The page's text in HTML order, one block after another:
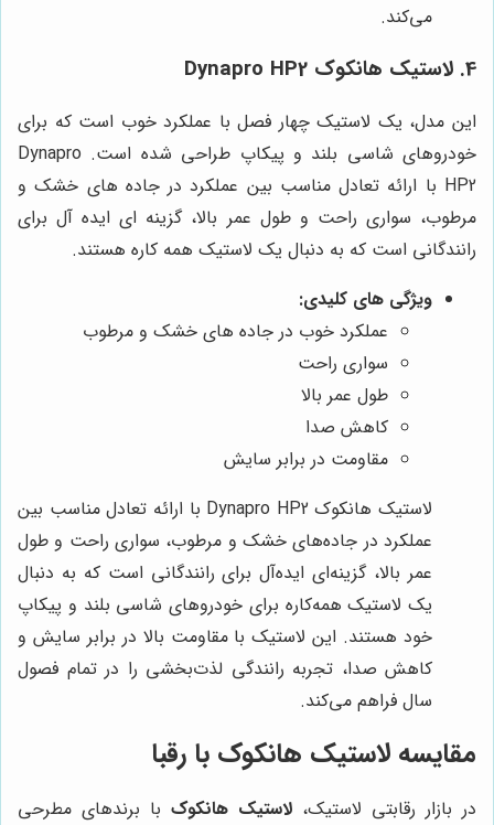
می‌کند.
4. لاستیک هانکوک Dynapro HP2
این مدل، یک لاستیک چهار فصل با عملکرد خوب است که برای
خودروهای شاسی بلند و پیکاپ طراحی شده است. Dynapro
HP2 با ارائه تعادل مناسب بین عملکرد در جاده های خشک و
مرطوب، سواری راحت و طول عمر بالا، گزینه ای ایده آل برای
رانندگانی است که به دنبال یک لاستیک همه کاره هستند.
ویژگی های کلیدی:
عملکرد خوب در جاده های خشک و مرطوب
سواری راحت
طول عمر بالا
کاهش صدا
مقاومت در برابر سایش
لاستیک هانکوک Dynapro HP2 با ارائه تعادل مناسب بین
عملکرد در جاده‌های خشک و مرطوب، سواری راحت و طول
عمر بالا، گزینه‌ای ایده‌آل برای رانندگانی است که به دنبال
یک لاستیک همه‌کاره برای خودروهای شاسی بلند و پیکاپ
خود هستند. این لاستیک با مقاومت بالا در برابر سایش و
کاهش صدا، تجربه رانندگی لذت‌بخشی را در تمام فصول
سال فراهم می‌کند.
مقایسه لاستیک هانکوک با رقبا
در بازار رقابتی لاستیک، لاستیک هانکوک با برندهای مطرحی